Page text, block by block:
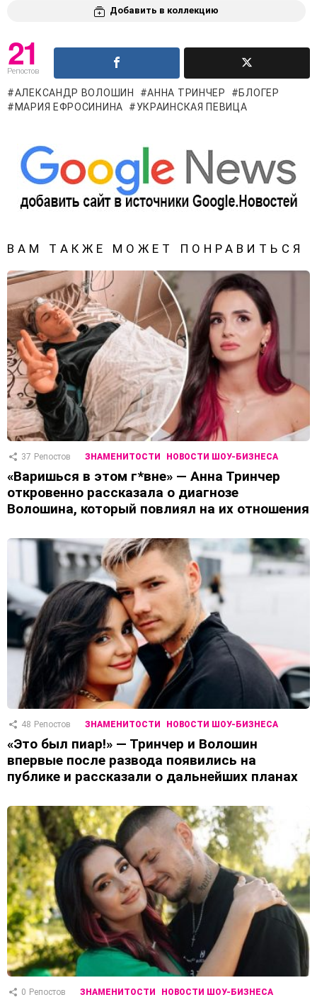
Добавить в коллекцию
21
Репостов
АЛЕКСАНДР ВОЛОШИН АННА ТРИНЧЕР
БЛОГЕР
МАРИЯ ЕФРОСИНИНА
УКРАИНСКАЯ ПЕВИЦА
ВАМ ТАКЖЕ МОЖЕТ ПОНРАВИТЬСЯ
37 Репостов ЗНАМЕНИТОСТИ НОВОСТИ ШОУ-БИЗНЕСА
«Варишься в этом г*вне» — Анна Тринчер
откровенно рассказала о диагнозе
Волошина, который повлиял на их отношения
48 Репостов ЗНАМЕНИТОСТИ НОВОСТИ ШОУ-БИЗНЕСА
«Это был пиар!» — Тринчер и Волошин
впервые после развода появились на
публике и рассказали о дальнейших планах
0 Репостов ЗНАМЕНИТОСТИ НОВОСТИ ШОУ-БИЗНЕСА